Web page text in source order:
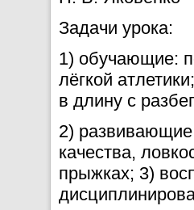
Задачи урока:
1) обучающие:
лёгкой
в длину с
2)
качества,
прыжках; 3)